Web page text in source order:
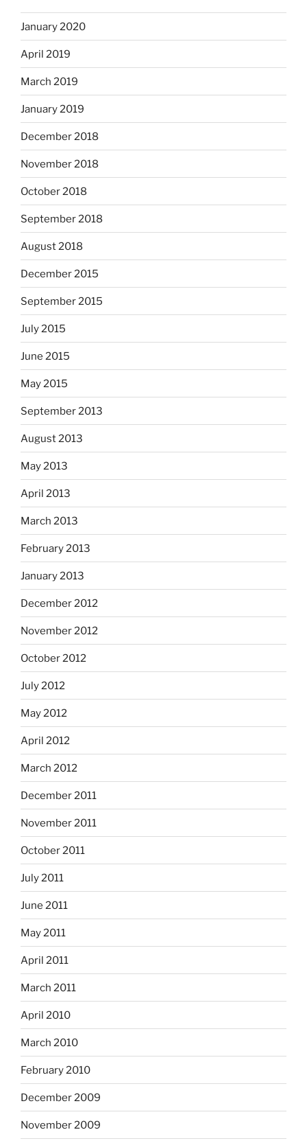
January 2020
April 2019
March 2019
January 2019
December 2018
November 2018
October 2018
September 2018
August 2018
December 2015
September 2015
July 2015
June 2015
May 2015
September 2013
August 2013
May 2013
April 2013
March 2013
February 2013
January 2013
December 2012
November 2012
October 2012
July 2012
May 2012
April 2012
March 2012
December 2011
November 2011
October 2011
July 2011
June 2011
May 2011
April 2011
March 2011
April 2010
March 2010
February 2010
December 2009
November 2009